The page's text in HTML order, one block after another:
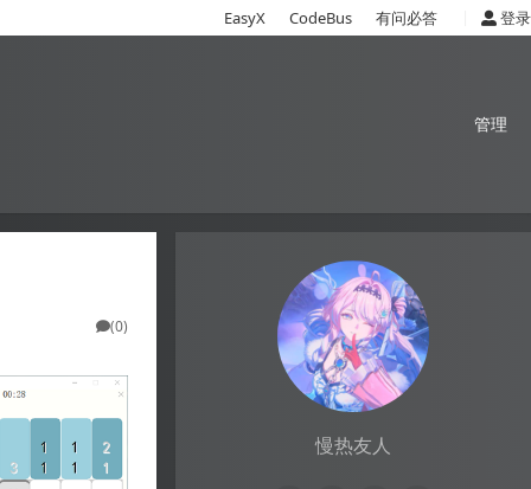
EasyX CodeBus 有问必答 登录
管理
(0)
慢热友人